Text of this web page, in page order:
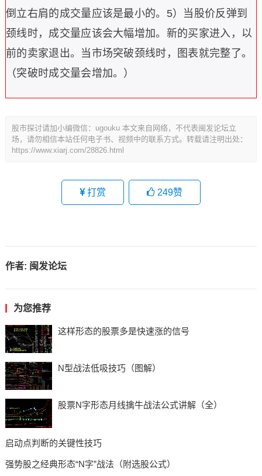
倒立右肩的成交量应该是最小的。 5）当股价反弹到
颈线时，成交量应该会大幅增加。 新的买家进入，以
前的卖家退出。当市场突破颈线时，图表就完整了。
（突破时成交量会增加。）
股市探讨请加小编微信：ugouku 本文来自网络，不代表闽发论坛立
场，请勿相信本站任何电子书、视频中的联系方式。转载请注明出处：
https://www.xiarj.com/28826.html
打赏 249赞
作者: 闽发论坛
为您推荐
这样形态的股票多是快速涨的信号
N型战法低吸技巧（图解）
股票N字形态月线擒牛战法公式讲解（全）
启动点判断的关键性技巧
强势股之经典形态“N字”战法（附选股公式）